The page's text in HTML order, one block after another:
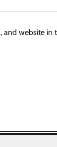
and website in